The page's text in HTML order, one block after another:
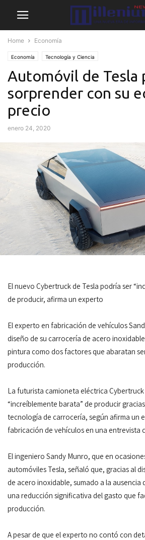
Home Economía
Economía Tecnología y Ciencia
Automóvil de Tesla
sorprender con su
precio
enero 24, 2020
El nuevo Cybertruck de Tesla podría ser
de producir, afirma un experto
El experto en fabricación de vehículos
diseño de su carrocería de acero
pintura como dos factores que abaratan
producción.
La futurista camioneta eléctrica
“increíblemente barata” de producir
tecnología de carrocería, según afirma un
fabricación de vehículos en una entrevista
El ingeniero Sandy Munro, que en
automóviles Tesla, señaló que, gracias al
de acero inoxidable, sumado a la ausencia
una reducción significativa del gasto que
producción.
A pesar de que el experto no contó con